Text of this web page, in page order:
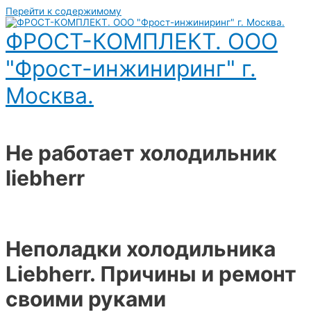
Перейти к содержимому
ФРОСТ-КОМПЛЕКТ. ООО
"Фрост-инжиниринг" г.
Москва.
Не работает холодильник
liebherr
Неполадки холодильника
Liebherr. Причины и ремонт
своими руками